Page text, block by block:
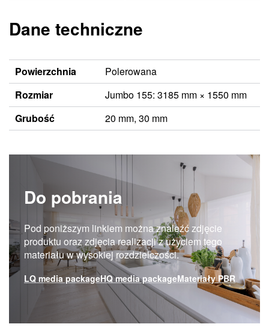
Dane techniczne
Powierzchnia
Polerowana
Rozmiar
Jumbo 155: 3185 mm × 1550 mm
Grubość
20 mm, 30 mm
Do pobrania
Pod poniższym linkiem można znaleźć zdjęcie
produktu oraz zdjęcia realizacji z użyciem tego
materiału w wysokiej rozdzielczości.
LQ media packageHQ media packageMateriały PBR